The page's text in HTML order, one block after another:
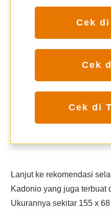
Cek
Cek
Cek di
Lanjut ke rekomendasi
Kadonio yang juga terbuat
Ukurannya sekitar 155 x